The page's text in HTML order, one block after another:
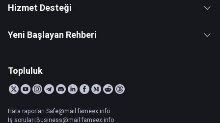
Hizmet Desteği
Yeni Başlayan Rehberi
Topluluk
Hata raporları:Safe@mail.fameex.info
İş soruları:Business@mail.fameex.info